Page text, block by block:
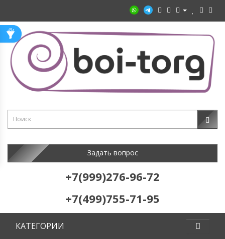
Задать вопрос
+7(999)276-96-72
+7(499)755-71-95
КАТЕГОРИИ